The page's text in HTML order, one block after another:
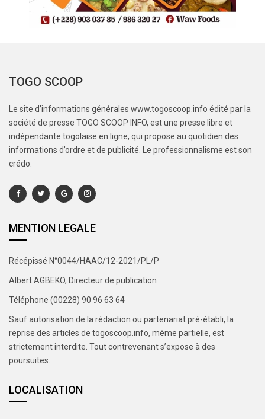
TOGO SCOOP
Le site d’informations générales www.togoscoop.info édité par la
société de presse TOGO SCOOP INFO, est une presse libre et
indépendante togolaise en ligne, qui propose au quotidien des
informations d’ordre et de publicité. Le professionnalisme est son
crédo.
MENTION LEGALE
Récépissé N°0044/HAAC/12-2021/PL/P
Albert AGBEKO, Directeur de publication
Téléphone (00228) 90 96 63 64
Sauf autorisation de la rédaction ou partenariat pré-établi, la
reprise des articles de togoscoop.info, même partielle, est
strictement interdite. Tout contrevenant s’expose à des
poursuites.
LOCALISATION